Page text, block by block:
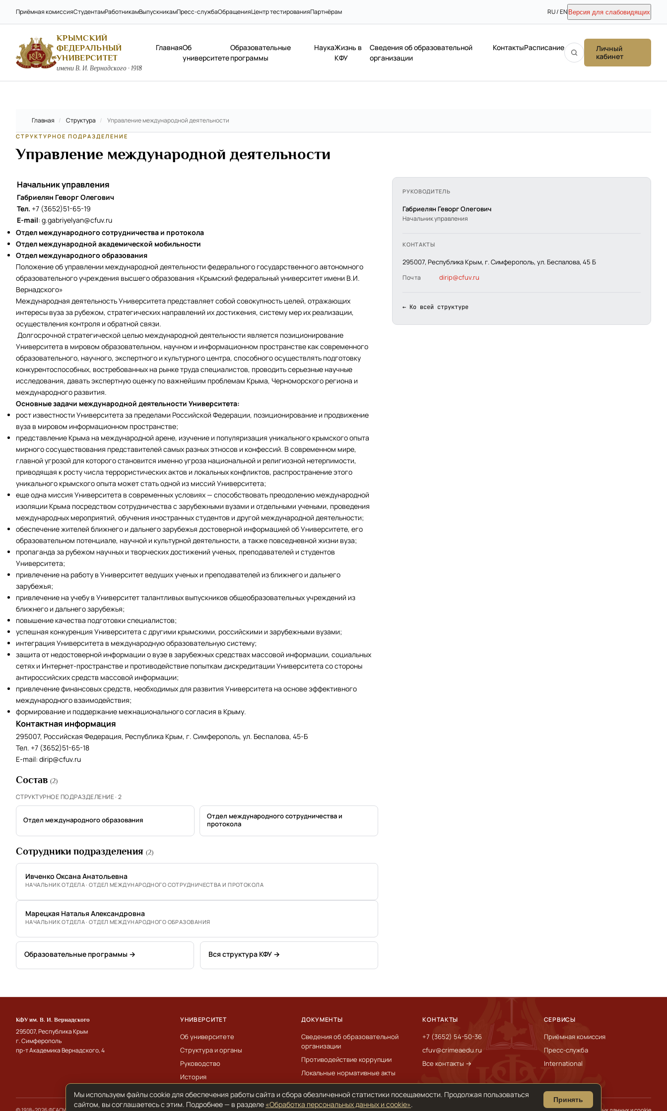
Приёмная комиссияСтудентамРаботникамВыпускникамПресс-службаОбращенияЦентр тестированияПартнёрам RU / EN Версия для слабовидящих
КРЫМСКИЙ
ФЕДЕРАЛЬНЫЙ
УНИВЕРСИТЕТ
имени В. И. Вернадского · 1918
ГлавнаяОб
университете
Образовательные
программы
НаукаЖизнь в
КФУ
Сведения об образовательной
организации
КонтактыРасписание
Личный
кабинет
Главная / Структура / Управление международной деятельности
СТРУКТУРНОЕ ПОДРАЗДЕЛЕНИЕ
Управление международной деятельности
Начальник управления
Габриелян Геворг Олегович
Тел. +7 (3652)51-65-19
E-mail: g.gabriyelyan@cfuv.ru
Отдел международного сотрудничества и протокола
Отдел международной академической мобильности
Отдел международного образования
Положение об управлении международной деятельности федерального государственного автономного
образовательного учреждения высшего образования «Крымский федеральный университет имени В.И.
Вернадского»
Международная деятельность Университета представляет собой совокупность целей, отражающих
интересы вуза за рубежом, стратегических направлений их достижения, систему мер их реализации,
осуществления контроля и обратной связи.
Долгосрочной стратегической целью международной деятельности является позиционирование
Университета в мировом образовательном, научном и информационном пространстве как современного
образовательного, научного, экспертного и культурного центра, способного осуществлять подготовку
конкурентоспособных, востребованных на рынке труда специалистов, проводить серьезные научные
исследования, давать экспертную оценку по важнейшим проблемам Крыма, Черноморского региона и
международного развития.
Основные задачи международной деятельности Университета:
рост известности Университета за пределами Российской Федерации, позиционирование и продвижение
вуза в мировом информационном пространстве;
представление Крыма на международной арене, изучение и популяризация уникального крымского опыта
мирного сосуществования представителей самых разных этносов и конфессий. В современном мире,
главной угрозой для которого становится именно угроза национальной и религиозной нетерпимости,
приводящая к росту числа террористических актов и локальных конфликтов, распространение этого
уникального крымского опыта может стать одной из миссий Университета;
еще одна миссия Университета в современных условиях — способствовать преодолению международной
изоляции Крыма посредством сотрудничества с зарубежными вузами и отдельными учеными, проведения
международных мероприятий, обучения иностранных студентов и другой международной деятельности;
обеспечение жителей ближнего и дальнего зарубежья достоверной информацией об Университете, его
образовательном потенциале, научной и культурной деятельности, а также повседневной жизни вуза;
пропаганда за рубежом научных и творческих достижений ученых, преподавателей и студентов
Университета;
привлечение на работу в Университет ведущих ученых и преподавателей из ближнего и дальнего
зарубежья;
привлечение на учебу в Университет талантливых выпускников общеобразовательных учреждений из
ближнего и дальнего зарубежья;
повышение качества подготовки специалистов;
успешная конкуренция Университета с другими крымскими, российскими и зарубежными вузами;
интеграция Университета в международную образовательную систему;
защита от недостоверной информации о вузе в зарубежных средствах массовой информации, социальных
сетях и Интернет-пространстве и противодействие попыткам дискредитации Университета со стороны
антироссийских средств массовой информации;
привлечение финансовых средств, необходимых для развития Университета на основе эффективного
международного взаимодействия;
формирование и поддержание межнационального согласия в Крыму.
Контактная информация
295007, Российская Федерация, Республика Крым, г. Симферополь, ул. Беспалова, 45-Б
Тел. +7 (3652)51-65-18
E-mail: dirip@cfuv.ru
Состав (2)
СТРУКТУРНОЕ ПОДРАЗДЕЛЕНИЕ · 2
Отдел международного образования
Отдел международного сотрудничества и
протокола
Сотрудники подразделения (2)
Ивченко Оксана Анатольевна
НАЧАЛЬНИК ОТДЕЛА · ОТДЕЛ МЕЖДУНАРОДНОГО СОТРУДНИЧЕСТВА И ПРОТОКОЛА
Марецкая Наталья Александровна
НАЧАЛЬНИК ОТДЕЛА · ОТДЕЛ МЕЖДУНАРОДНОГО ОБРАЗОВАНИЯ
Образовательные программы → Вся структура КФУ →
РУКОВОДИТЕЛЬ
Габриелян Геворг Олегович
Начальник управления
КОНТАКТЫ
295007, Республика Крым, г. Симферополь, ул. Беспалова, 45 Б
Почта dirip@cfuv.ru
← Ко всей структуре
КФУ им. В. И. Вернадского
295007, Республика Крым
г. Симферополь
пр-т Академика Вернадского, 4
УНИВЕРСИТЕТ
Об университете
Структура и органы
Руководство
История
ДОКУМЕНТЫ
Сведения об образовательной
организации
Противодействие коррупции
Локальные нормативные акты
КОНТАКТЫ
+7 (3652) 54-50-36
cfuv@crimeaedu.ru
Все контакты →
СЕРВИСЫ
Приёмная комиссия
Пресс-служба
International
Мы используем файлы cookie для обеспечения работы сайта и сбора обезличенной статистики посещаемости. Продолжая пользоваться
сайтом, вы соглашаетесь с этим. Подробнее — в разделе «Обработка персональных данных и cookie». Принять